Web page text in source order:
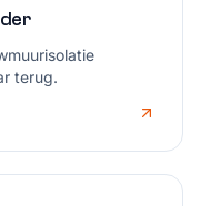
terug.